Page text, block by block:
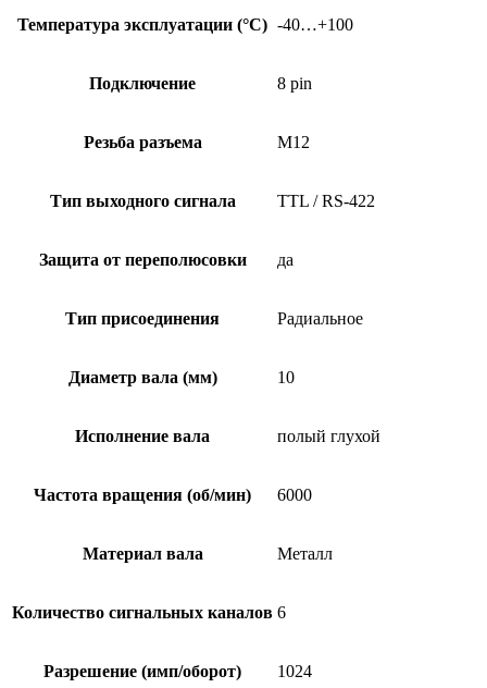
Температура эксплуатации (°C) -40…+100
Подключение 8 pin
Резьба разъема M12
Тип выходного сигнала TTL / RS-422
Защита от переполюсовки да
Тип присоединения Радиальное
Диаметр вала (мм) 10
Исполнение вала полый глухой
Частота вращения (об/мин) 6000
Материал вала Металл
Количество сигнальных каналов 6
Разрешение (имп/оборот) 1024